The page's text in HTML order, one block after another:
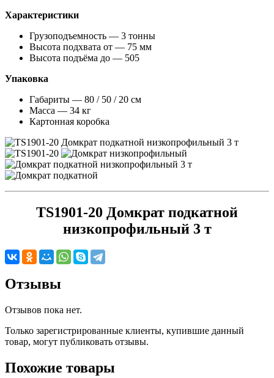
Характеристики
Грузоподъемность — 3 тонны
Высота подхвата от — 75 мм
Высота подъёма до — 505
Упаковка
Габариты — 80 / 50 / 20 см
Масса — 34 кг
Картонная коробка
TS1901-20 Домкрат подкатной
низкопрофильный 3 т
Отзывы
Отзывов пока нет.
Только зарегистрированные клиенты, купившие данный
товар, могут публиковать отзывы.
Похожие товары